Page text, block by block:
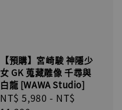
【預購】宮崎駿 神隱少
女 GK 蒐藏雕像 千尋與
白龍 [WAWA Studio]
Regular
NT$ 5,980 - NT$